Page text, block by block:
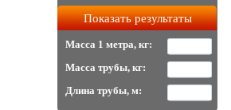
Масса 1 метра, кг:
Масса трубы, кг:
Длина трубы, м: